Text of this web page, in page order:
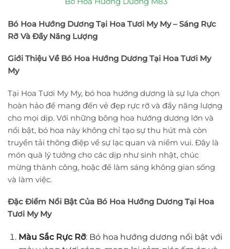
Bó Hoa Hướng Dương Tại Hoa Tươi My My – Sáng Rực
Rỡ Và Đầy Năng Lượng
Giới Thiệu Về Bó Hoa Hướng Dương Tại Hoa Tươi My
My
Tại Hoa Tươi My My, bó hoa hướng dương là sự lựa chọn
hoàn hảo để mang đến vẻ đẹp rực rỡ và đầy năng lượng
cho mọi dịp. Với những bông hoa hướng dương lớn và
nổi bật, bó hoa này không chỉ tạo sự thu hút mà còn
truyền tải thông điệp về sự lạc quan và niềm vui. Đây là
món quà lý tưởng cho các dịp như sinh nhật, chúc
mừng thành công, hoặc để làm sáng không gian sống
và làm việc.
Đặc Điểm Nổi Bật Của Bó Hoa Hướng Dương Tại Hoa
Tươi My My
Màu Sắc Rực Rỡ: Bó hoa hướng dương nổi bật với